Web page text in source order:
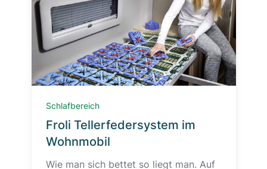
Schlafbereich
Froli Tellerfedersystem im
Wohnmobil
Wie man sich bettet so liegt man. Auf